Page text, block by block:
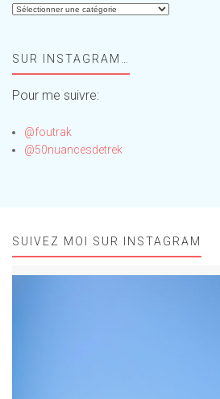
Aide-
!SUR INSTAGRAM…
Pour me suivre:
@foutrak
@50nuancesdetrek
SUIVEZ MOI SUR INSTAGRAM